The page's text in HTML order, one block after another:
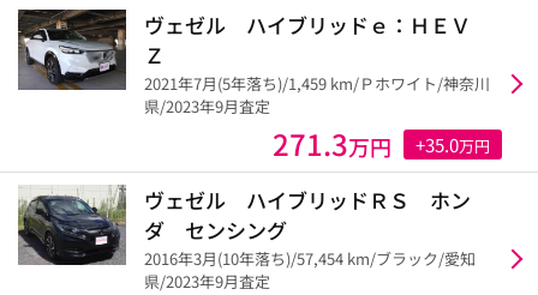
ヴェゼル ハイブリッドｅ：ＨＥＶ
Ｚ
2021年7月(5年落ち)/1,459 km/Ｐホワイト/神奈川
県/2023年9月査定
271.3万円 +35.0万円
ヴェゼル ハイブリッドＲＳ ホン
ダ センシング
2016年3月(10年落ち)/57,454 km/ブラック/愛知
県/2023年9月査定